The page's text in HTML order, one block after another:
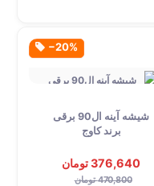
‎−20%
شیشه آینه ال90 برقی
برند کاوج
376,640 تومان
470,800 تومان